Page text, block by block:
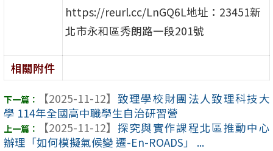
https://reurl.cc/LnGQ6L地址：23451新
北市永和區秀朗路一段201號
相關附件
【2025-11-12】 致理學校財團法人致理科技大
學 114年全國高中職學生自治研習營
【2025-11-12】 探究與實作課程北區推動中心
辦理「如何模擬氣候變 遷-En-ROADS」 ...